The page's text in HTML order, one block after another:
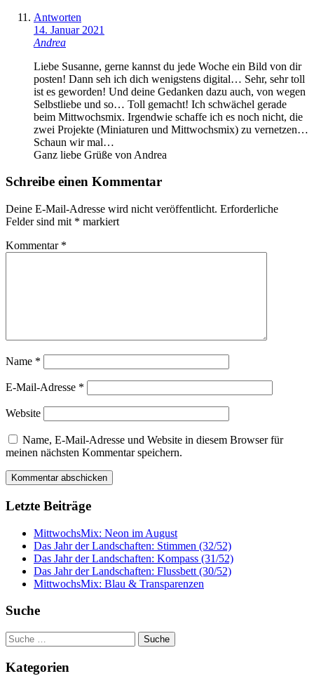
Antworten
14. Januar 2021
Andrea
Liebe Susanne, gerne kannst du jede Woche ein Bild von dir
posten! Dann seh ich dich wenigstens digital… Sehr, sehr toll
ist es geworden! Und deine Gedanken dazu auch, von wegen
Selbstliebe und so… Toll gemacht! Ich schwächel gerade
beim Mittwochsmix. Irgendwie schaffe ich es noch nicht, die
zwei Projekte (Miniaturen und Mittwochsmix) zu vernetzen…
Schaun wir mal…
Ganz liebe Grüße von Andrea
Schreibe einen Kommentar
Deine E-Mail-Adresse wird nicht veröffentlicht. Erforderliche
Felder sind mit * markiert
Kommentar *
Name *
E-Mail-Adresse *
Website
Name, E-Mail-Adresse und Website in diesem Browser für
meinen nächsten Kommentar speichern.
Letzte Beiträge
MittwochsMix: Neon im August
Das Jahr der Landschaften: Stimmen (32/52)
Das Jahr der Landschaften: Kompass (31/52)
Das Jahr der Landschaften: Flussbett (30/52)
MittwochsMix: Blau & Transparenzen
Suche
Suche
nach:
Kategorien